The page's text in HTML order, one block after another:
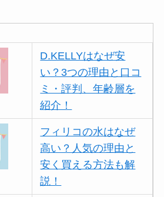
D.KELLYはなぜ安
い？3つの理由と口コ
ミ・評判、年齢層を
紹介！
フィリコの水はなぜ
高い？人気の理由と
安く買える方法も解
説！